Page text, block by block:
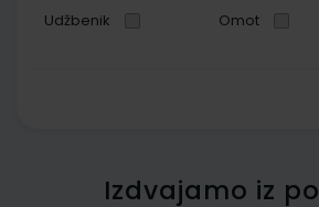
Udžbenik Omot
Izdvajamo iz